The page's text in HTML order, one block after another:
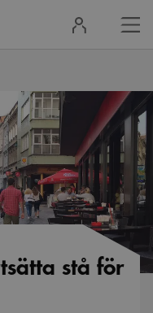
in
stå för